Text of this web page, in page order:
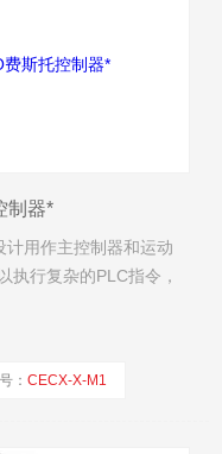
制器*
用作主控制器和运动
执行复杂的PLC指令，
：CECX-X-M1